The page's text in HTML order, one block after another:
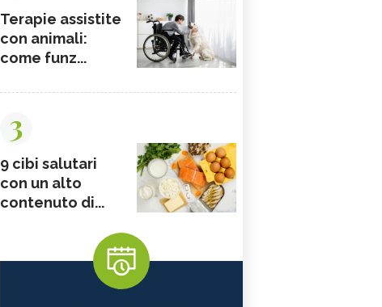
Terapie assistite
con animali:
come funz...
3
9 cibi salutari
con un alto
contenuto di...